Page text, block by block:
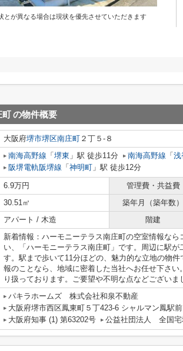
が異なる場合は現状を優先させていただきます
町の物件概要
大阪府堺市堺区南庄町 ２丁５-８
南海高野線 「 堺東 」駅 徒歩11分 南海高野線 「 浅
阪堺電軌阪堺線 「 神明町 」駅 徒歩12分
6.9万円 管理費・共益費
30.51㎡ 築年月（築年数）
アパート / 木造 階建
新着情報：ハーモニーテラス南庄町の空室情報な
い、「ハーモニーテラス南庄町」です。周辺に駅
す。駅まで歩いて11分ほどの、魅力的な立地の物
報のことなら、地域に密着した当社へお任せ下さい
り扱っております。ご要望や不明な点などございま
パキラホームズ 株式会社和泉不動産
大阪府堺市西区鳳東町５丁423-6 シャルマン鳳駅
大阪府知事 (1) 第63202号
公益社団法人 全国宅